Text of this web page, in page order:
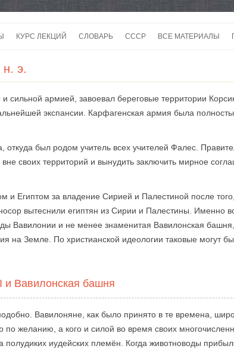
кКУРС ЛЕКЦИЙ СЛОВАРЬ СССР
ВОЙНЫ
ВСЕ МАТЕРИАЛЫ
КАРТЫ
н. э.
сильной армией, завоевал береговые территории
экспансии. Карфагенская армия была
был родом учитель всех учителей Фалес.
своих территорий и вынудить заключить мирное
и Египтом за владение Сирией и Палестиной после
вытеснили египтян из Сирии и Палестины. Именно
Вавилонии и не менее знаменитая Вавилонская
на Земле. По христианской идеологии таковые могут
и Вавилонская башня
Вавилоняне, как было принято в те времена,
по желанию, а кого и силой во время своих
иудейских племён. Когда животноводы